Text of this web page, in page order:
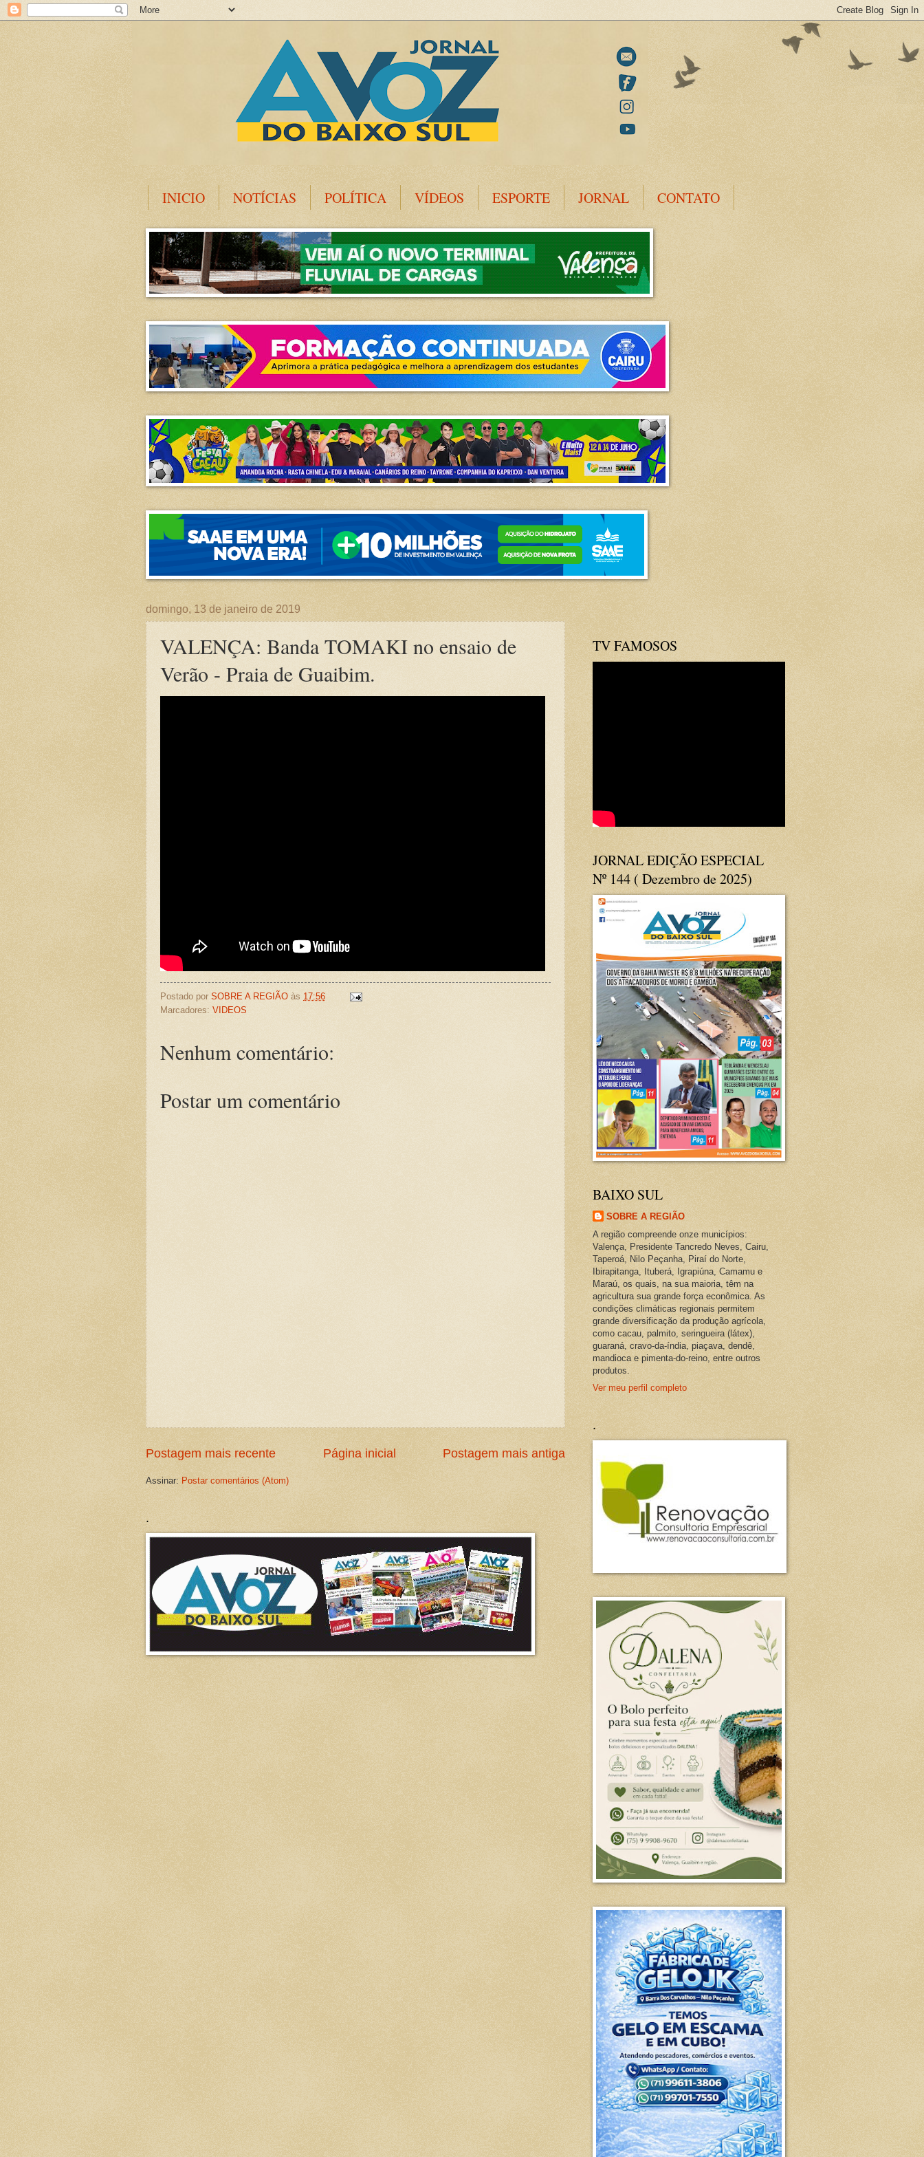
INICIO NOTÍCIAS POLÍTICA VÍDEOS ESPORTE JORNAL CONTATO
domingo, 13 de janeiro de 2019
VALENÇA: Banda TOMAKI no ensaio de
Verão - Praia de Guaibim.
Postado por SOBRE A REGIÃO às 17:56
Marcadores: VIDEOS
Nenhum comentário:
Postar um comentário
Postagem mais recente Postagem mais antiga
Página inicial
Assinar: Postar comentários (Atom)
.
TV FAMOSOS
JORNAL EDIÇÃO ESPECIAL
Nº 144 ( Dezembro de 2025)
BAIXO SUL
SOBRE A REGIÃO
A região compreende onze municípios:
Valença, Presidente Tancredo Neves, Cairu,
Taperoá, Nilo Peçanha, Piraí do Norte,
Ibirapitanga, Ituberá, Igrapiúna, Camamu e
Maraú, os quais, na sua maioria, têm na
agricultura sua grande força econômica. As
condições climáticas regionais permitem
grande diversificação da produção agrícola,
como cacau, palmito, seringueira (látex),
guaraná, cravo-da-índia, piaçava, dendê,
mandioca e pimenta-do-reino, entre outros
produtos.
Ver meu perfil completo
.